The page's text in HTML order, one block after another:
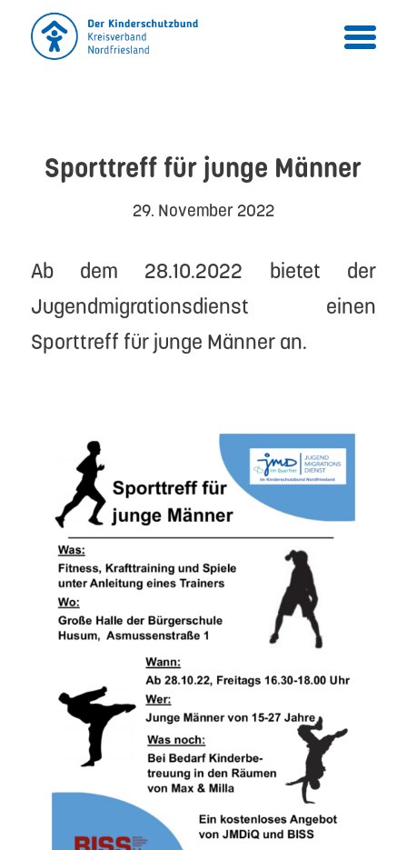
Sporttreff für junge Männer
29. November 2022
Ab dem 28.10.2022 bietet der
Jugendmigrationsdienst einen
Sporttreff für junge Männer an.